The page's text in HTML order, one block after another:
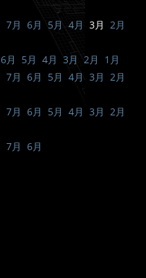
7月 6月 5月 4月 3月2月
6月 5月 4月 3月 2月
1月
7月 6月 5月 4月 3月 2月
7月 6月 5月 4月 3月 2月
7月 6月